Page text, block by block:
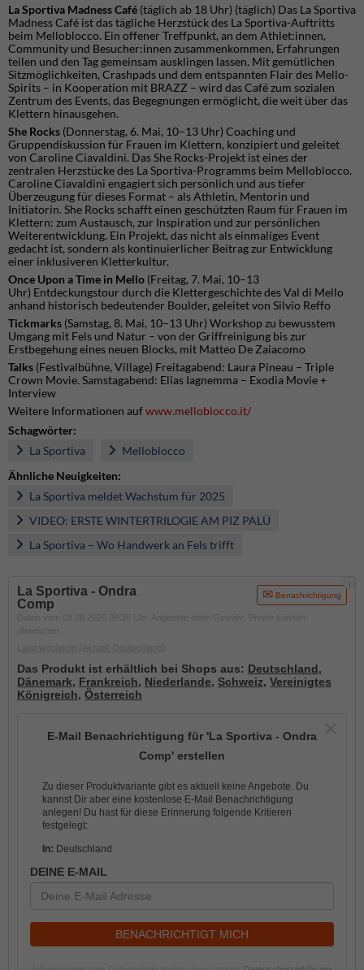
La Sportiva Madness Café (täglich ab 18 Uhr) (täglich) Das La Sportiva
Madness Café ist das tägliche Herzstück des La Sportiva-Auftritts
beim Melloblocco. Ein offener Treffpunkt, an dem Athlet:innen,
Community und Besucher:innen zusammenkommen, Erfahrungen
teilen und den Tag gemeinsam ausklingen lassen. Mit gemütlichen
Sitzmöglichkeiten, Crashpads und dem entspannten Flair des Mello-
Spirits – in Kooperation mit BRAZZ – wird das Café zum sozialen
Zentrum des Events, das Begegnungen ermöglicht, die weit über das
Klettern hinausgehen.
She Rocks (Donnerstag, 6. Mai, 10–13 Uhr) Coaching und
Gruppendiskussion für Frauen im Klettern, konzipiert und geleitet
von Caroline Ciavaldini. Das She Rocks-Projekt ist eines der
zentralen Herzstücke des La Sportiva-Programms beim Melloblocco.
Caroline Ciavaldini engagiert sich persönlich und aus tiefer
Überzeugung für dieses Format – als Athletin, Mentorin und
Initiatorin. She Rocks schafft einen geschützten Raum für Frauen im
Klettern: zum Austausch, zur Inspiration und zur persönlichen
Weiterentwicklung. Ein Projekt, das nicht als einmaliges Event
gedacht ist, sondern als kontinuierlicher Beitrag zur Entwicklung
einer inklusiveren Kletterkultur.
Once Upon a Time in Mello (Freitag, 7. Mai, 10–13
Uhr) Entdeckungstour durch die Klettergeschichte des Val di Mello
anhand historisch bedeutender Boulder, geleitet von Silvio Reffo
Tickmarks (Samstag, 8. Mai, 10–13 Uhr) Workshop zu bewusstem
Umgang mit Fels und Natur – von der Griffreinigung bis zur
Erstbegehung eines neuen Blocks, mit Matteo De Zaiacomo
Talks (Festivalbühne, Village) Freitagabend: Laura Pineau – Triple
Crown Movie. Samstagabend: Elias Iagnemma – Exodia Movie +
Interview
Weitere Informationen aufwww.melloblocco.it/
Schagwörter:
La Sportiva
Melloblocco
Ähnliche Neuigkeiten:
La Sportiva meldet Wachstum für 2025
VIDEO: ERSTE WINTERTRILOGIE AM PIZ PALÜ
La Sportiva – Wo Handwerk an Fels trifft
La Sportiva - Ondra
Comp
Benachrichtigung
Das Produkt ist erhältlich bei Shops aus: Deutschland,
Dänemark, Frankreich, Niederlande, Schweiz, Vereinigtes
Königreich, Österreich
E-Mail Benachrichtigung für 'La Sportiva - Ondra
Comp' erstellen
Zu dieser Produktvariante gibt es aktuell keine Angebote. Du
kannst Dir aber eine kostenlose E-Mail Benachrichtigung
anlegen! Du hast für diese Erinnerung folgende Kritieren
festgelegt:
In: Deutschland
DEINE E-MAIL
BENACHRICHTIGT MICH